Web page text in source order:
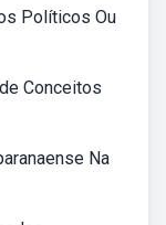
Políticos Ou
Conceitos
Na